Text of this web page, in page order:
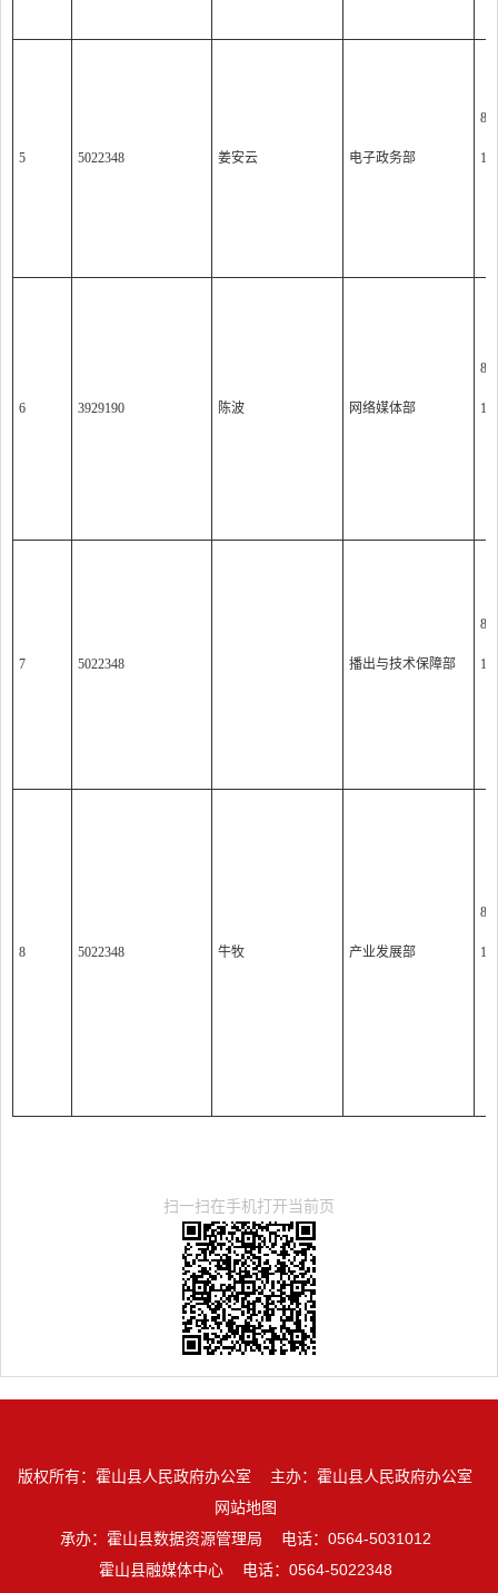
5 5022348 姜安云 电子政务部
6 3929190 陈波 网络媒体部
7 5022348 播出与技术保障部
8 5022348 牛牧 产业发展部
扫一扫在手机打开当前页
版权所有：霍山县人民政府办公室
主办：霍山县人民政府办公室
网站地图
承办：霍山县数据资源管理局
电话：0564-5031012
霍山县融媒体中心
电话：0564-5022348